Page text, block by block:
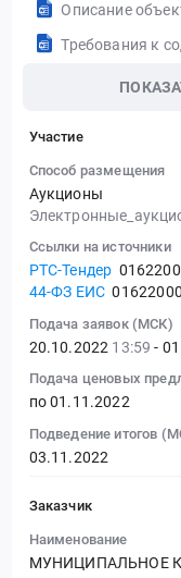
Описание
Участие
Способ размещения
Аукционы
Ссылки на источники
РТС-Тендер
44-ФЗ ЕИС
Подача заявок (МСК)
20.10.2022 13:59 -
Подача ценовых
по 01.11.2022
Подведение итогов
03.11.2022
Заказчик
Наименование
МУНИЦИПАЛЬНОЕ